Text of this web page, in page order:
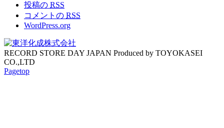
投稿の RSS
コメントの RSS
WordPress.org
RECORD STORE DAY JAPAN Produced by TOYOKASEI
CO.,LTD
Pagetop